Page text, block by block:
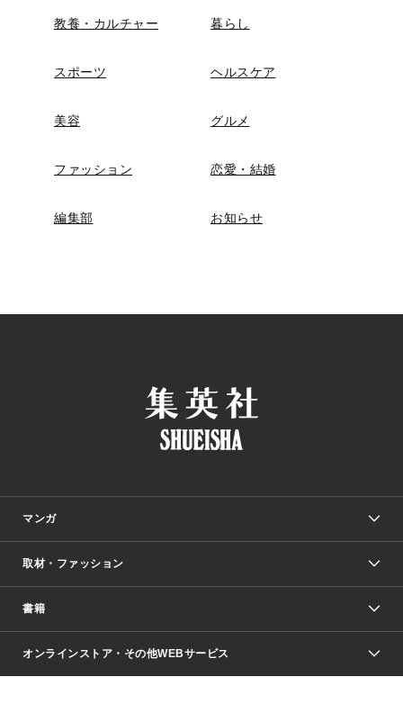
教養・カルチャー 暮らし
スポーツ ヘルスケア
美容 グルメ
ファッション 恋愛・結婚
編集部 お知らせ
マンガ
少年マンガ
Vジャンプ
週刊ヤングジャンプ
少女マンガ
取材・ファッション
Seventeen
芸能・情報・スポーツ
書籍
文芸・文庫・総合
オンラインストア・その他WEBサービス